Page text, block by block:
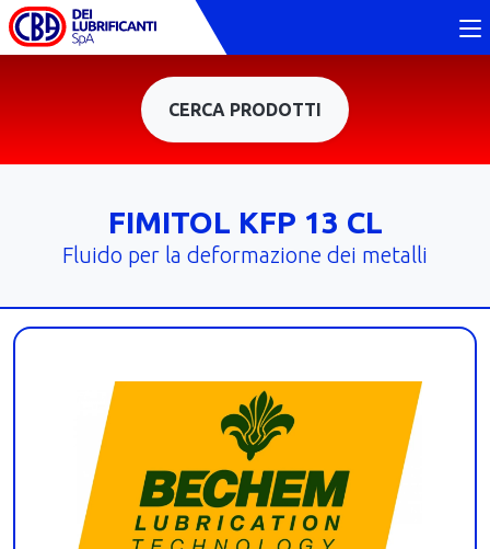
CERCA PRODOTTI
FIMITOL KFP 13 CL
Fluido per la deformazione dei metalli